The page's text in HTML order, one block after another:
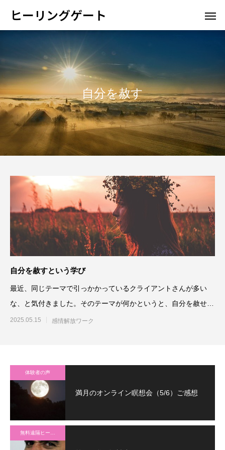
ヒーリングゲート
自分を赦す
自分を赦すという学び
最近、同じテーマで引っかかっているクライアントさんが多い
な、と気付きました。そのテーマが何かというと、自分を赦せず
にいること、で
2025.05.15 感情解放ワーク
体験者の声
満月のオンライン瞑想会（5/6）ご感想